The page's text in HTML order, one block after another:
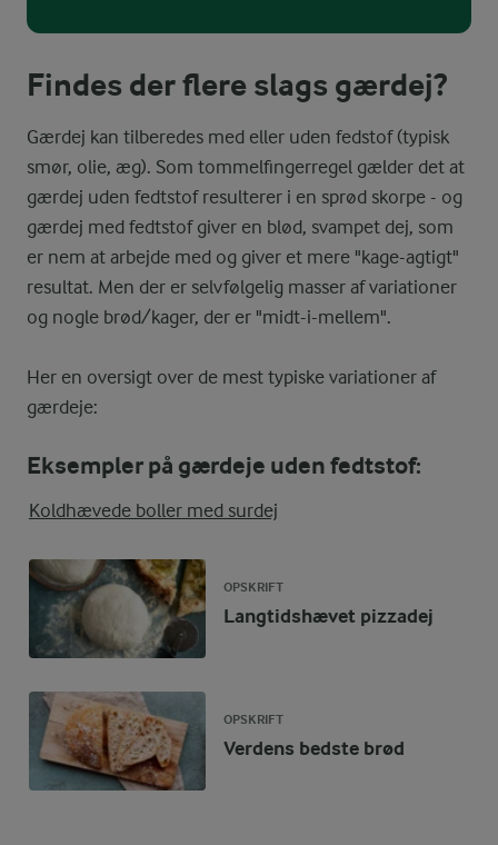
Findes der flere slags gærdej?
Gærdej kan tilberedes med eller uden fedstof (typisk
smør, olie, æg). Som tommelfingerregel gælder det at
gærdej uden fedtstof resulterer i en sprød skorpe - og
gærdej med fedtstof giver en blød, svampet dej, som
er nem at arbejde med og giver et mere "kage-agtigt"
resultat. Men der er selvfølgelig masser af variationer
og nogle brød/kager, der er "midt-i-mellem".
Her en oversigt over de mest typiske variationer af
gærdeje:
Eksempler på gærdeje uden fedtstof:
Koldhævede boller med surdej
OPSKRIFT
Langtidshævet pizzadej
OPSKRIFT
Verdens bedste brød